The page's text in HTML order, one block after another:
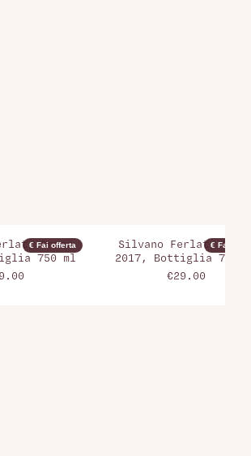
€ Fai offerta
Grame
750 ml
€ Fai
Silvano Ferlat,
2017, Bottiglia 750
€29.00